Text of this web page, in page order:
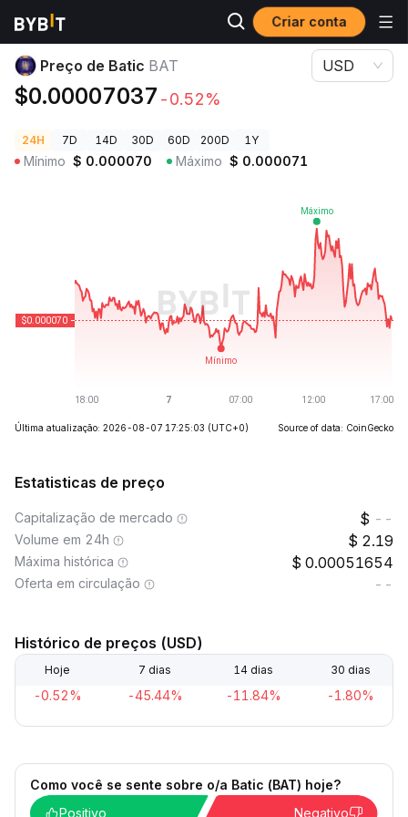
Criar conta
Preços de Criptomoedas Preço de Batic BAT
Preço de Batic BAT
$0.00007037 -0.52%
USD
24H 7D 14D 30D 60D 200D 1Y
Mínimo $ 0.000070 Máximo $ 0.000071
Última atualização: 2026-08-07 17:25:03 (UTC+0) Source of data: CoinGecko
Estatisticas de preço
Capitalização de mercado --
Volume em 24h 2.19
Máxima histórica 0.00051654
Oferta em circulação --
Histórico de preços (USD)
Hoje 7 dias 14 dias 30 dias
-0.52% -45.44% -11.84% -1.80%
Como você se sente sobre o/a Batic (BAT) hoje?
Positivo
Negativo